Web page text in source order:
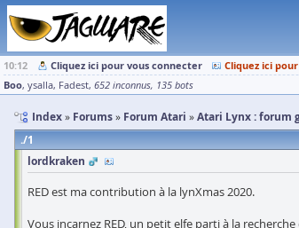
10:12 Cliquez ici pour vous connecter Cliquez ici
Boo ysalla Fadest 652 inconnus 135 bots
Index Forums Forum Atari Atari Lynx : forum
1
lordkraken
RED est ma contribution à la lynXmas 2020.
Vous incarnez RED, un petit elfe parti à la